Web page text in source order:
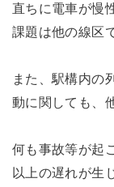
直ちに電車が慢
課題は他の線区
また、駅構内の
動に関しても、
何も事故等が起
以上の遅れが生